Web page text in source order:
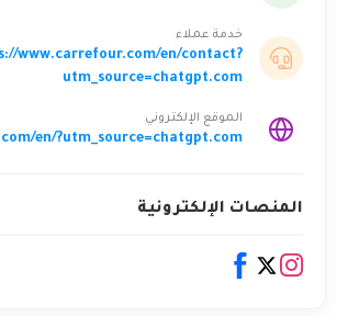
خدمة عملاء
www.carrefour.com/en/contact?
utm_source=chatgpt.com
الموقع الإلكتروني
en/?utm_source=chatgpt.com
المنصات الإلكترونية